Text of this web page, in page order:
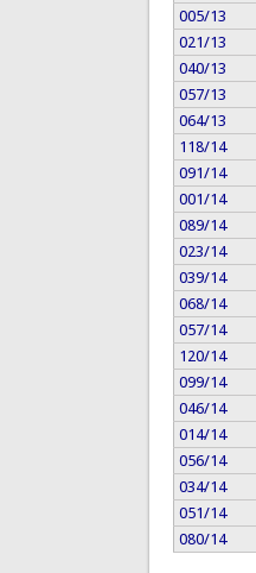
005/13
021/13
040/13
057/13
064/13
118/14
091/14
001/14
089/14
023/14
039/14
068/14
057/14
120/14
099/14
046/14
014/14
056/14
034/14
051/14
080/14